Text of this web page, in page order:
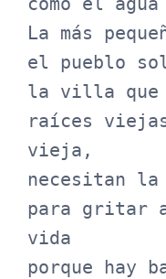
La más
el pueblo
la villa que
raíces
vieja,
necesitan
para gritar
vida
porque hay